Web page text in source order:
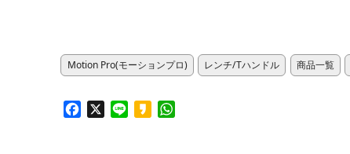
Motion Pro(モーションプロ) レンチ/Tハンドル 商品一覧
Facebook Line Kakao